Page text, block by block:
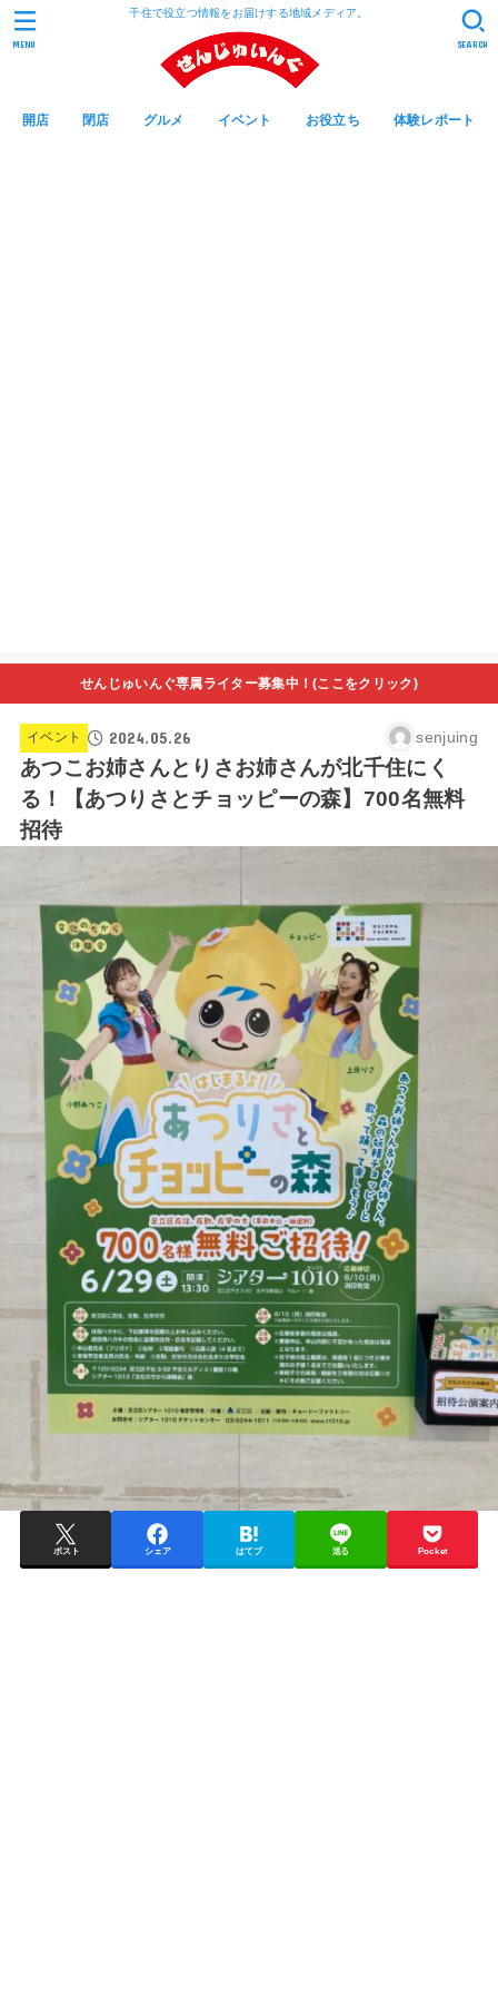
千住で役立つ情報をお届けする地域メディア。
開店 閉店 グルメ イベント お役立ち 体験レポート
SEARCH
MENU
せんじゅいんぐ専属ライター募集中！(ここをクリック)
イベント 2024.05.26 senjuing
あつこお姉さんとりさお姉さんが北千住にく
る！【あつりさとチョッピーの森】700名無料
招待
ポスト シェア はてブ 送る Pocket